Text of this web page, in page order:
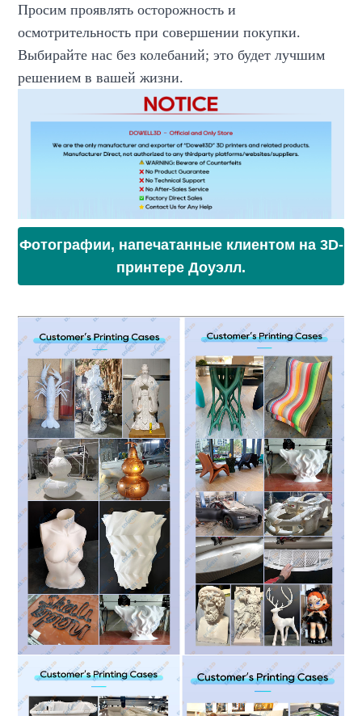
Просим проявлять осторожность и
осмотрительность при совершении покупки.
Выбирайте нас без колебаний; это будет лучшим
решением в вашей жизни.
Фотографии, напечатанные клиентом на 3D-
принтере Доуэлл.